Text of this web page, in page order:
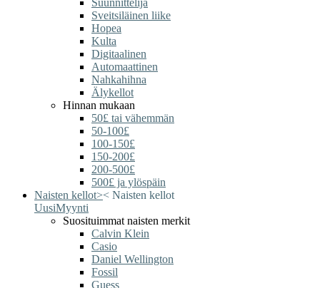
Suunnittelija
Sveitsiläinen liike
Hopea
Kulta
Digitaalinen
Automaattinen
Nahkahihna
Älykellot
Hinnan mukaan
50£ tai vähemmän
50-100£
100-150£
150-200£
200-500£
500£ ja ylöspäin
Naisten kellot>< Naisten kellot
UusiMyynti
Suosituimmat naisten merkit
Calvin Klein
Casio
Daniel Wellington
Fossil
Guess